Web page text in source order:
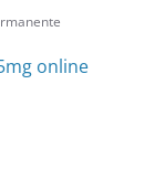
online